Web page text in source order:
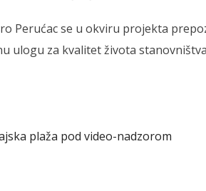
Perućac se u okviru projekta
ulogu za kvalitet života
plaža pod video-nadzorom